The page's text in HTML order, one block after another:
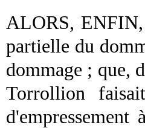
ALORS,
partielle du
dommage ; que,
Torrollion